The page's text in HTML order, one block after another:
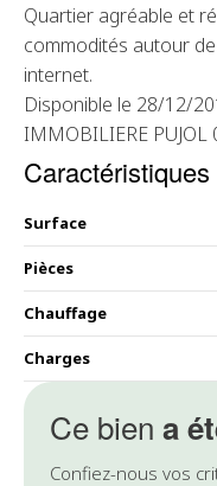
Ce bien a
Confiez-nous vos
Quartier agréable et
commodités autour
internet.
Disponible le 28/12/
IMMOBILIERE
Caractéristiques
Surface
Pièces
Chauffage
Charges